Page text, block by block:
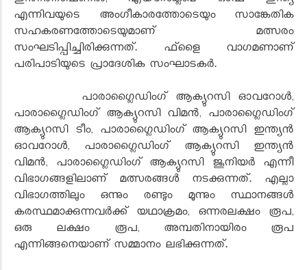
എന്നിവയുടെ അംഗീകാരത്തോടെയും സാങ്കേതിക
സഹകരണത്തോടെയുമാണ് മത്സരം
സംഘടിപ്പിച്ചിരിക്കുന്നത്. ഫ്ളൈ വാഗമണാണ്
പരിപാടിയുടെ പ്രാദേശിക സംഘാടകര്‍.
പാരാഗ്ലൈഡിംഗ് ആക്യുറസി ഓവറോള്‍,
പാരാഗ്ലൈഡിംഗ് ആക്യുറസി വിമന്‍, പാരാഗ്ലൈഡിംഗ്
ആക്യുറസി ടീം, പാരാഗ്ലൈഡിംഗ് ആക്യുറസി ഇന്ത്യന്‍
ഓവറോള്‍, പാരാഗ്ലൈഡിംഗ് ആക്യുറസി ഇന്ത്യന്‍
വിമന്‍, പാരാഗ്ലൈഡിംഗ് ആക്യുറസി ജൂനിയര്‍ എന്നീ
വിഭാഗങ്ങളിലാണ് മത്സരങ്ങള്‍ നടക്കുന്നത്. എല്ലാ
വിഭാഗത്തിലും ഒന്നും രണ്ടും മൂന്നും സ്ഥാനങ്ങള്‍
കരസ്ഥമാക്കുന്നവര്‍ക്ക് യഥാക്രമം, ഒന്നരലക്ഷം രൂപ,
ഒരു ലക്ഷം രൂപ, അമ്പതിനായിരം രൂപ
എന്നിങ്ങനെയാണ് സമ്മാനം ലഭിക്കുന്നത്.